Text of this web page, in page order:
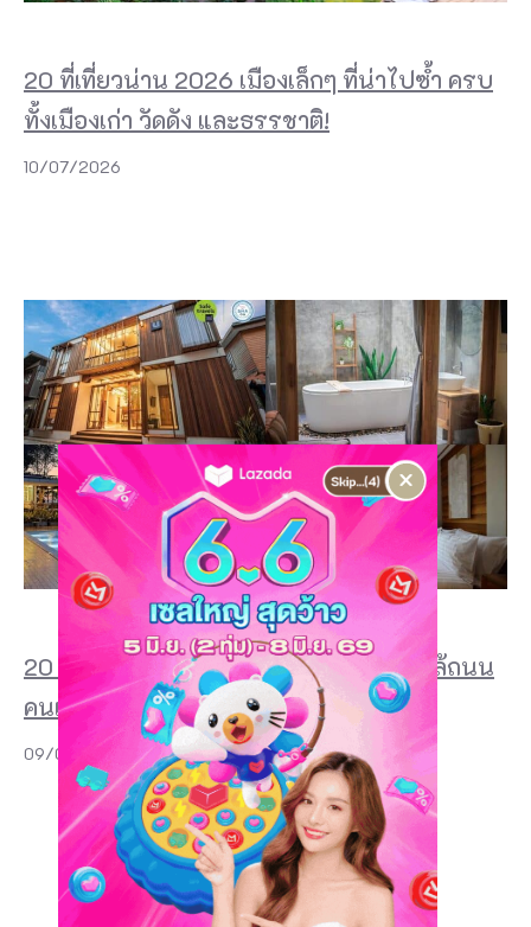
20 ที่เที่ยวน่าน 2026 เมืองเล็กๆ ที่น่าไปซ้ำ ครบ
ทั้งเมืองเก่า วัดดัง และธรรชาติ!
10/07/2026
20 ที่พักเชียงคาน 2026 สวย ๆ ริมโขง ใกล้ถนน
คนเดิน และฟีลบ้านไม้สุดอบอุ่น
09/07/2026
×